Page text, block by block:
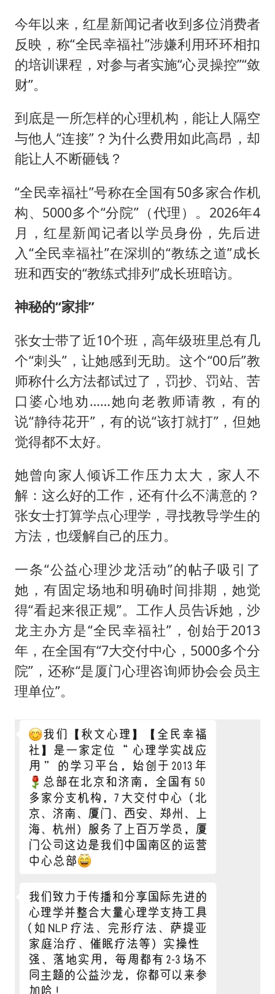
今年以来，红星新闻记者收到多位消费者
反映，称“全民幸福社”涉嫌利用环环相扣
的培训课程，对参与者实施“心灵操控”“敛
财”。
到底是一所怎样的心理机构，能让人隔空
与他人“连接”？为什么费用如此高昂，却
能让人不断砸钱？
“全民幸福社”号称在全国有50多家合作机
构、5000多个“分院”（代理）。2026年4
月，红星新闻记者以学员身份，先后进
入“全民幸福社”在深圳的“教练之道”成长
班和西安的“教练式排列”成长班暗访。
神秘的“家排”
张女士带了近10个班，高年级班里总有几
个“刺头”，让她感到无助。这个“00后”教
师称什么方法都试过了，罚抄、罚站、苦
口婆心地劝……她向老教师请教，有的
说“静待花开”，有的说“该打就打”，但她
觉得都不太好。
她曾向家人倾诉工作压力太大，家人不
解：这么好的工作，还有什么不满意的？
张女士打算学点心理学，寻找教导学生的
方法，也缓解自己的压力。
一条“公益心理沙龙活动”的帖子吸引了
她，有固定场地和明确时间排期，她觉
得“看起来很正规”。工作人员告诉她，沙
龙主办方是“全民幸福社”，创始于2013
年，在全国有“7大交付中心，5000多个分
院”，还称“是厦门心理咨询师协会会员主
理单位”。